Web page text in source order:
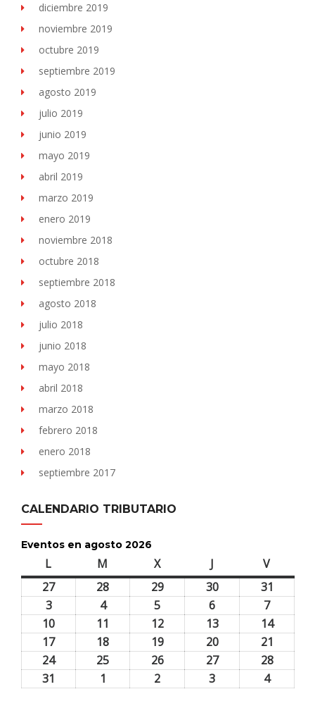
diciembre 2019
noviembre 2019
octubre 2019
septiembre 2019
agosto 2019
julio 2019
junio 2019
mayo 2019
abril 2019
marzo 2019
enero 2019
noviembre 2018
octubre 2018
septiembre 2018
agosto 2018
julio 2018
junio 2018
mayo 2018
abril 2018
marzo 2018
febrero 2018
enero 2018
septiembre 2017
CALENDARIO TRIBUTARIO
Eventos en agosto 2026
L M Xmiércoles J Vviernes
2727
28 2929
2026
3030
2026
31
2026
33
agosto,
2026
44
agosto,
2026
5
agosto,
2026
6
agosto,
2026
77
agosto,
2026
10
agosto,
2026
11 1212
agosto,
2026
1313
agosto,
2026
1414
2026
1717
agosto,
18 1919
agosto,
2020
agosto,
21
agosto,
2424
25 2626
2727
2828
31 1 2 3 44